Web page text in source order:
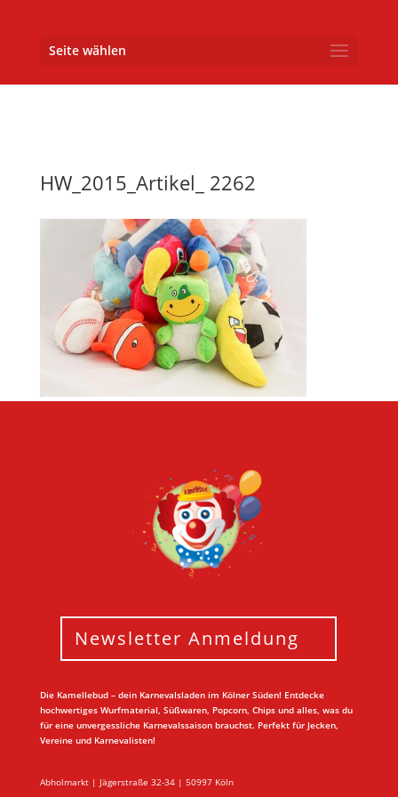
Seite wählen
HW_2015_Artikel_ 2262
Newsletter Anmeldung
Die Kamellebud – dein Karnevalsladen im Kölner Süden! Entdecke
hochwertiges Wurfmaterial, Süßwaren, Popcorn, Chips und alles, was du
für eine unvergessliche Karnevalssaison brauchst. Perfekt für Jecken,
Vereine und Karnevalisten!
Abholmarkt | Jägerstraße 32-34 | 50997 Köln